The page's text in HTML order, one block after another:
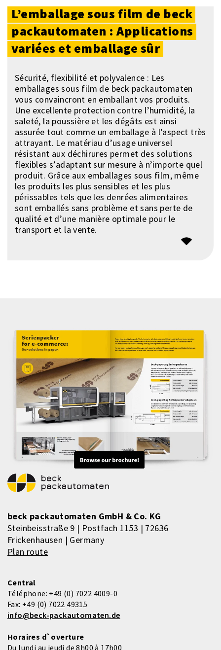
L’emballage sous film de beck
packautomaten : Applications
variées et emballage sûr
Sécurité, flexibilité et polyvalence : Les
emballages sous film de beck packautomaten
vous convaincront en emballant vos produits.
Une excellente protection contre l’humidité, la
saleté, la poussière et les dégâts est ainsi
assurée tout comme un emballage à l’aspect très
attrayant. Le matériau d’usage universel
résistant aux déchirures permet des solutions
flexibles s’adaptant sur mesure à n’importe quel
produit. Grâce aux emballages sous film, même
les produits les plus sensibles et les plus
périssables tels que les denrées alimentaires
sont emballés sans problème et sans perte de
qualité et d’une manière optimale pour le
transport et la vente.
beck packautomaten GmbH & Co. KG
Steinbeisstraße 9 | Postfach 1153 | 72636
Frickenhausen | Germany
Plan route
Central
Téléphone: +49 (0) 7022 4009-0
Fax: +49 (0) 7022 49315
info@beck-packautomaten.de
Horaires d`overture
Du lundi au jeudi de 8h00 à 17h00